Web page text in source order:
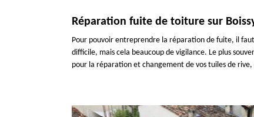
Réparation fuite de toiture sur
Pour pouvoir entreprendre la réparation de fuite, il
difficile, mais cela beaucoup de vigilance. Le plus
pour la réparation et changement de vos tuiles de